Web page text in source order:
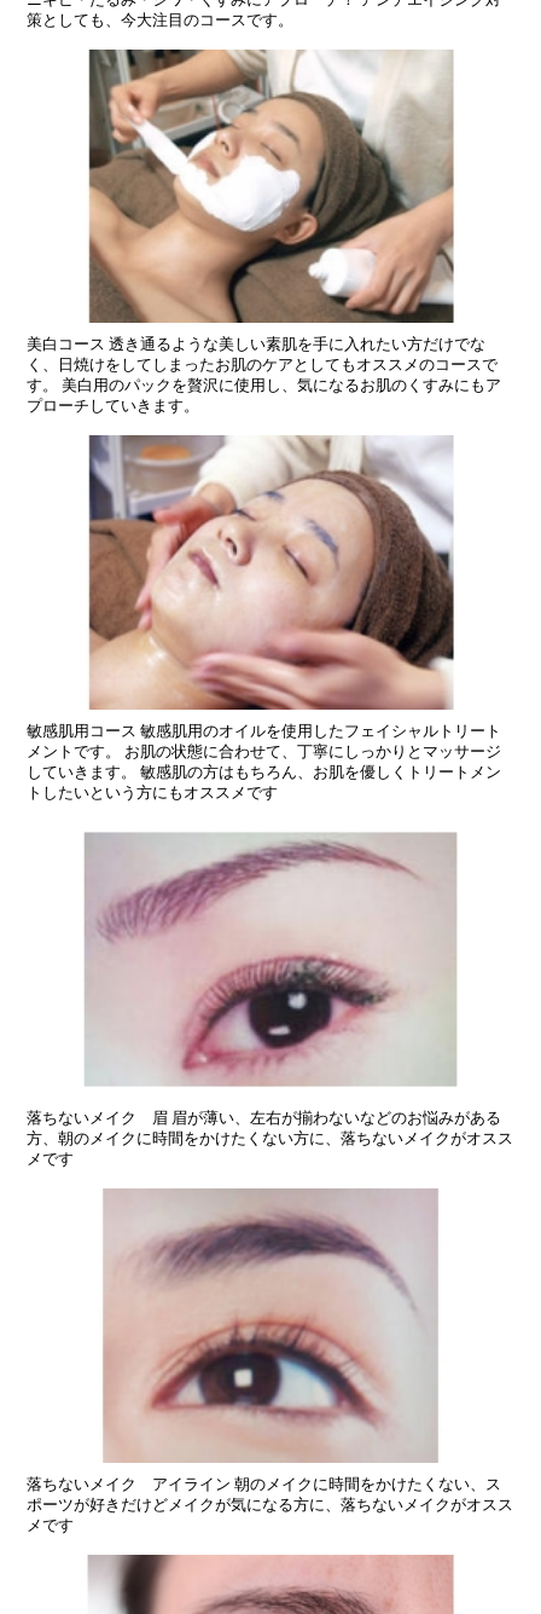
策としても、今大注目のコースです。
美白コース 透き通るような美しい素肌を手に入れたい方だけでな
く、日焼けをしてしまったお肌のケアとしてもオススメのコースで
す。 美白用のパックを贅沢に使用し、気になるお肌のくすみにもア
プローチしていきます。
敏感肌用コース 敏感肌用のオイルを使用したフェイシャルトリート
メントです。 お肌の状態に合わせて、丁寧にしっかりとマッサージ
していきます。 敏感肌の方はもちろん、お肌を優しくトリートメン
トしたいという方にもオススメです
落ちないメイク 眉 眉が薄い、左右が揃わないなどのお悩みがある
方、朝のメイクに時間をかけたくない方に、落ちないメイクがオスス
メです
落ちないメイク アイライン 朝のメイクに時間をかけたくない、ス
ポーツが好きだけどメイクが気になる方に、落ちないメイクがオスス
メです